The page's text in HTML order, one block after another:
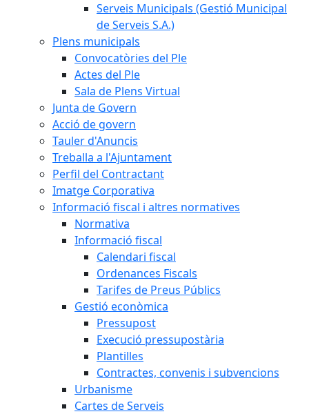
Serveis Municipals (Gestió Municipal
de Serveis S.A.)
Plens municipals
Convocatòries del Ple
Actes del Ple
Sala de Plens Virtual
Junta de Govern
Acció de govern
Tauler d'Anuncis
Treballa a l'Ajuntament
Perfil del Contractant
Imatge Corporativa
Informació fiscal i altres normatives
Normativa
Informació fiscal
Calendari fiscal
Ordenances Fiscals
Tarifes de Preus Públics
Gestió econòmica
Pressupost
Execució pressupostària
Plantilles
Contractes, convenis i subvencions
Urbanisme
Cartes de Serveis